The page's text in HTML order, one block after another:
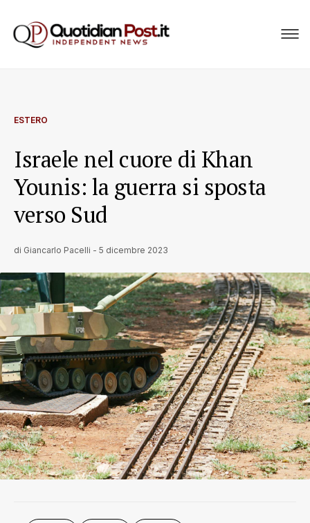
ESTERO
Israele nel cuore di Khan
Younis: la guerra si sposta
verso Sud
di Giancarlo Pacelli - 5 dicembre 2023